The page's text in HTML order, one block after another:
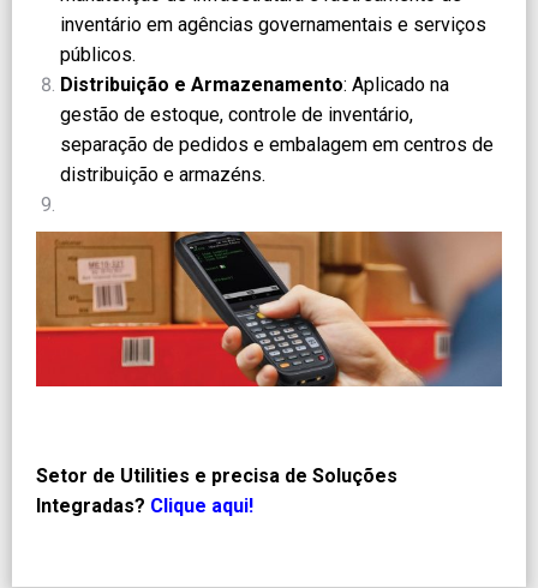
inventário em agências governamentais e serviços
públicos.
Distribuição e Armazenamento: Aplicado na
gestão de estoque, controle de inventário,
separação de pedidos e embalagem em centros de
distribuição e armazéns.
Setor de Utilities e precisa de Soluções
Integradas? Clique aqui!